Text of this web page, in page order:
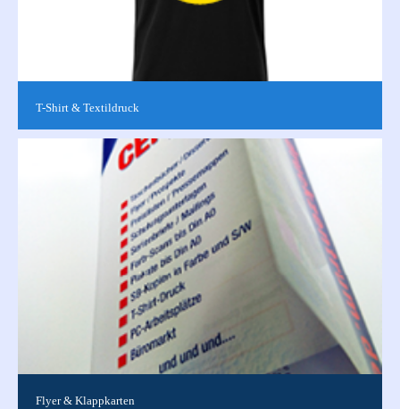
T-Shirt & Textildruck
Wir bieten Ihnen verschiedene individuell bedruckte Textilien in
hochwertiger Qualität. Ob Fotos oder Logos - wir bedrucken
eine vielzahl...
Flyer & Klappkarten